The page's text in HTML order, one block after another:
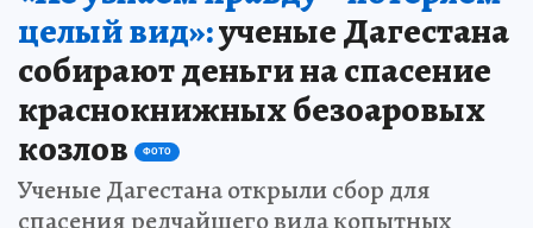
целый вид»:ученые Дагестана
собирают деньги на спасение
краснокнижных безоаровых
козлов
ФОТО
Ученые Дагестана открыли сбор для
спасения редчайшего вида копытных